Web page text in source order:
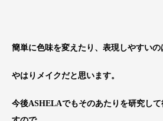
簡単に色味を変えたり、表現しやすいの
やはりメイクだと思います。
今後ASHELAでもそのあたりを研究し